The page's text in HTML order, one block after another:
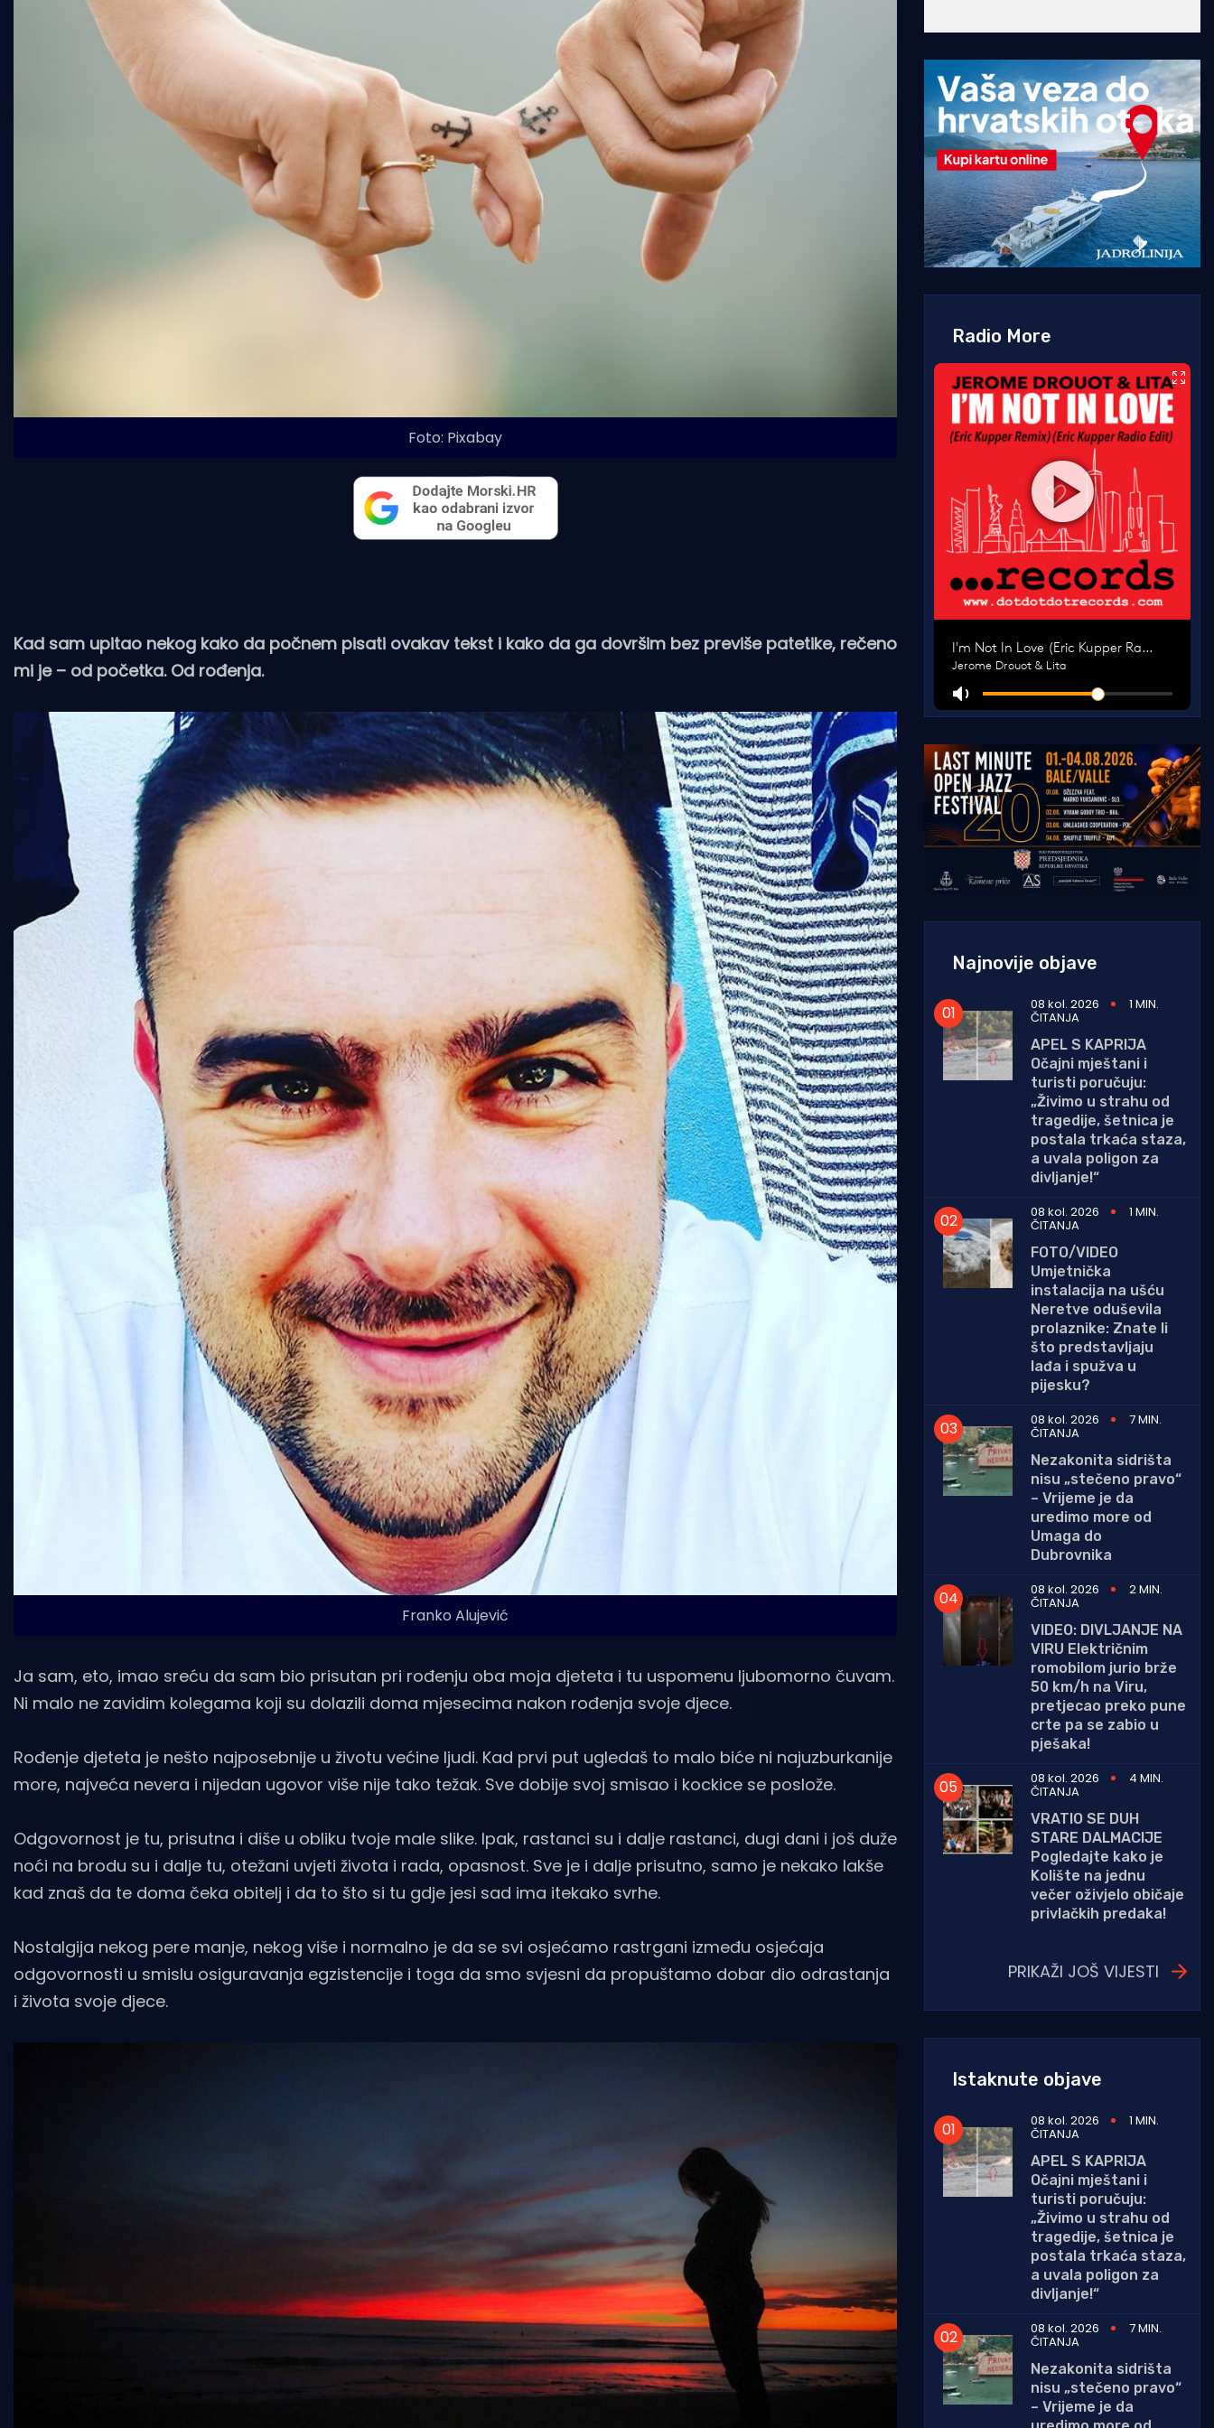
Foto: Pixabay
Kad sam upitao nekog kako da počnem pisati ovakav tekst i kako da ga dovršim bez previše patetike, rečeno
mi je – od početka. Od rođenja.
Franko Alujević
Ja sam, eto, imao sreću da sam bio prisutan pri rođenju oba moja djeteta i tu uspomenu ljubomorno čuvam.
Ni malo ne zavidim kolegama koji su dolazili doma mjesecima nakon rođenja svoje djece.
Rođenje djeteta je nešto najposebnije u životu većine ljudi. Kad prvi put ugledaš to malo biće ni najuzburkanije
more, najveća nevera i nijedan ugovor više nije tako težak. Sve dobije svoj smisao i kockice se poslože.
Odgovornost je tu, prisutna i diše u obliku tvoje male slike. Ipak, rastanci su i dalje rastanci, dugi dani i još duže
noći na brodu su i dalje tu, otežani uvjeti života i rada, opasnost. Sve je i dalje prisutno, samo je nekako lakše
kad znaš da te doma čeka obitelj i da to što si tu gdje jesi sad ima itekako svrhe.
Nostalgija nekog pere manje, nekog više i normalno je da se svi osjećamo rastrgani između osjećaja
odgovornosti u smislu osiguravanja egzistencije i toga da smo svjesni da propuštamo dobar dio odrastanja
i života svoje djece.
Radio More
Najnovije objave
08 kol. 2026 1 MIN.
ČITANJA
APEL S KAPRIJA
Očajni mještani i
turisti poručuju:
„Živimo u strahu od
tragedije, šetnica je
postala trkaća staza,
a uvala poligon za
divljanje!“
08 kol. 2026
1 MIN.
ČITANJA
FOTO/VIDEO
Umjetnička
instalacija na ušću
Neretve oduševila
prolaznike: Znate li
što predstavljaju
lađa i spužva u
pijesku?
08 kol. 2026
7 MIN.
ČITANJA
Nezakonita sidrišta
nisu „stečeno pravo“
– Vrijeme je da
uredimo more od
Umaga do
Dubrovnika
08 kol. 2026
2 MIN.
ČITANJA
VIDEO: DIVLJANJE NA
VIRU Električnim
romobilom jurio brže
50 km/h na Viru,
pretjecao preko pune
crte pa se zabio u
pješaka!
08 kol. 2026
4 MIN.
ČITANJA
VRATIO SE DUH
STARE DALMACIJE
Pogledajte kako je
Kolište na jednu
večer oživjelo običaje
privlačkih predaka!
PRIKAŽI JOŠ VIJESTI
Istaknute objave
08 kol. 2026 1 MIN.
ČITANJA
APEL S KAPRIJA
Očajni mještani i
turisti poručuju:
„Živimo u strahu od
tragedije, šetnica je
postala trkaća staza,
a uvala poligon za
divljanje!“
08 kol. 2026
7 MIN.
ČITANJA
Nezakonita sidrišta
nisu „stečeno pravo“
– Vrijeme je da